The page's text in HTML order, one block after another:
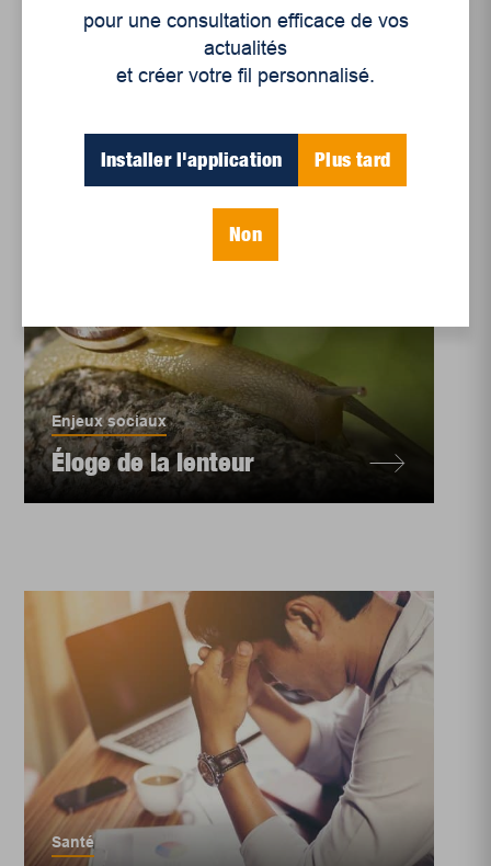
pandémie
Enjeux sociaux
Éloge de la lenteur
Santé
pour une consultation efficace de vos
actualités
et créer votre fil personnalisé.
Installer l'application Plus tard
Non